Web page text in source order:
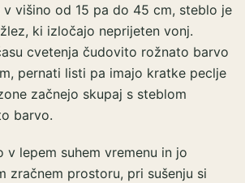
višino od 15 pa do 45 cm, steblo je
ki izločajo neprijeten vonj.
cvetenja čudovito rožnato barvo
pernati listi pa imajo kratke peclje
začnejo skupaj s steblom
barvo.
v lepem suhem vremenu in jo
zračnem prostoru, pri sušenju si